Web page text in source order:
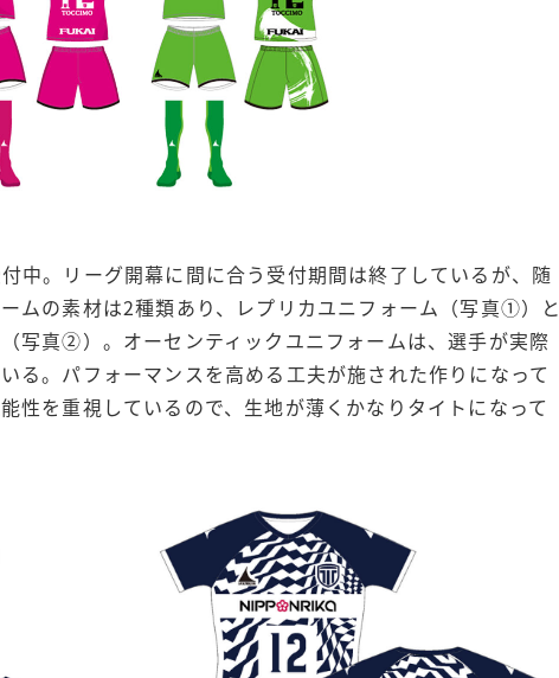
中。リーグ開幕に間に合う受付期間は終了しているが、随
ムの素材は2種類あり、レプリカユニフォーム（写真①）と
写真②）。オーセンティックユニフォームは、選手が実際
る。パフォーマンスを高める工夫が施された作りになって
性を重視しているので、生地が薄くかなりタイトになって